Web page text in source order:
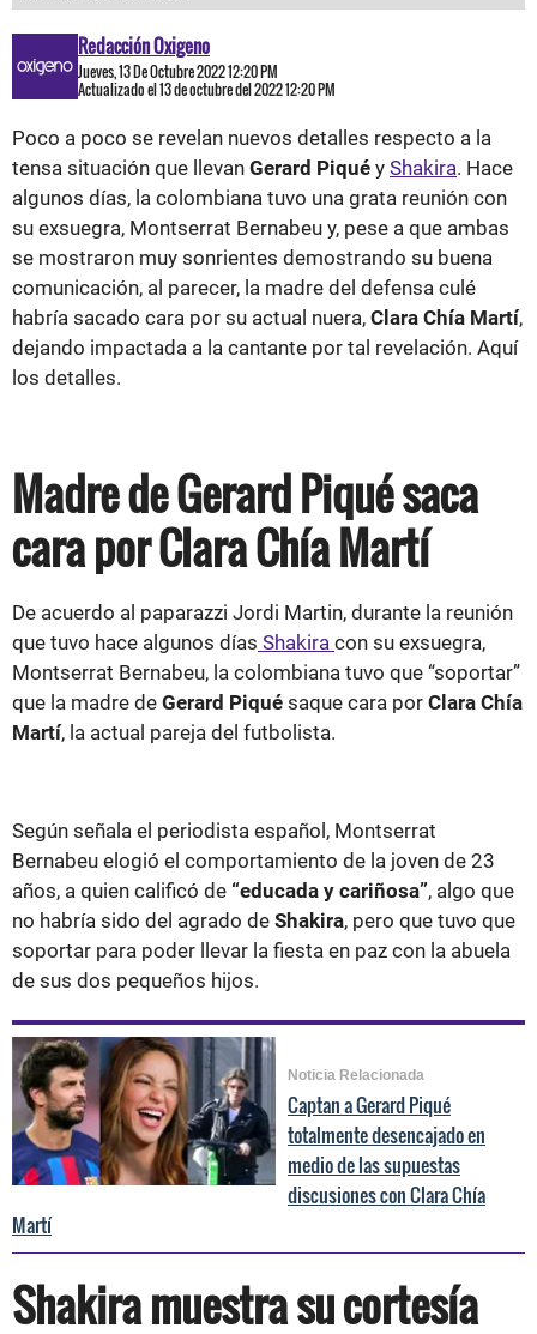
Redacción Oxigeno
Jueves, 13 De Octubre 2022 12:20 PM
Actualizado el 13 de octubre del 2022 12:20 PM
Poco a poco se revelan nuevos detalles respecto a la
tensa situación que llevan Gerard Piqué y Shakira. Hace
algunos días, la colombiana tuvo una grata reunión con
su exsuegra, Montserrat Bernabeu y, pese a que ambas
se mostraron muy sonrientes demostrando su buena
comunicación, al parecer, la madre del defensa culé
habría sacado cara por su actual nuera, Clara Chía Martí,
dejando impactada a la cantante por tal revelación. Aquí
los detalles.
Madre de Gerard Piqué saca
cara por Clara Chía Martí
De acuerdo al paparazzi Jordi Martin, durante la reunión
que tuvo hace algunos días Shakira con su exsuegra,
Montserrat Bernabeu, la colombiana tuvo que “soportar”
que la madre de Gerard Piqué saque cara por Clara Chía
Martí, la actual pareja del futbolista.
Según señala el periodista español, Montserrat
Bernabeu elogió el comportamiento de la joven de 23
años, a quien calificó de “educada y cariñosa”, algo que
no habría sido del agrado de Shakira, pero que tuvo que
soportar para poder llevar la fiesta en paz con la abuela
de sus dos pequeños hijos.
Noticia Relacionada
Captan a Gerard Piqué
totalmente desencajado en
medio de las supuestas
discusiones con Clara Chía
Martí
Shakira muestra su cortesía